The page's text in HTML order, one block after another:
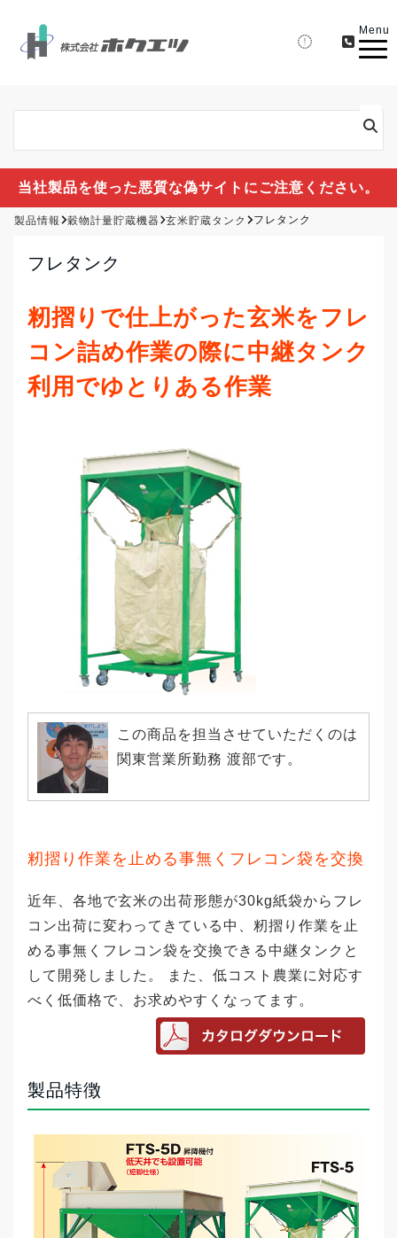
Menu
当社製品を使った悪質な偽サイトにご注意ください。
製品情報 穀物計量貯蔵機器 玄米貯蔵タンク フレタンク
フレタンク
籾摺りで仕上がった玄米をフレ
コン詰め作業の際に中継タンク
利用でゆとりある作業
この商品を担当させていただくのは
関東営業所勤務 渡部です。
籾摺り作業を止める事無くフレコン袋を交換
近年、各地で玄米の出荷形態が30kg紙袋からフレ
コン出荷に変わってきている中、籾摺り作業を止
める事無くフレコン袋を交換できる中継タンクと
して開発しました。 また、低コスト農業に対応す
べく低価格で、お求めやすくなってます。
製品特徴